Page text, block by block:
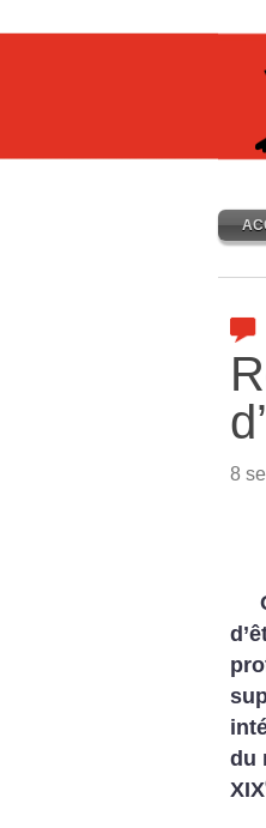
8
du
XIX